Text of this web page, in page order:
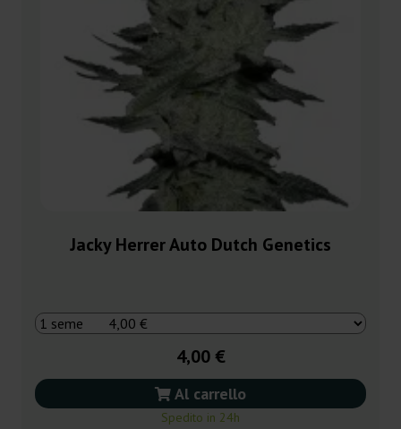
Jacky Herrer Auto Dutch Genetics
4,00 €
Al carrello
Spedito in 24h